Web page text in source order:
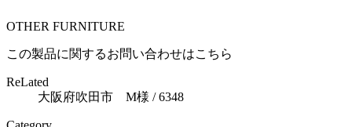
OTHER FURNITURE
この製品に関するお問い合わせはこちら
ReLated
大阪府吹田市 M様 / 6348